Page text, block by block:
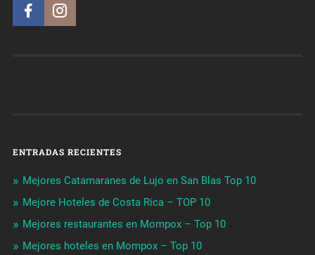
ENTRADAS RECIENTES
Mejores Catamaranes de Lujo en San Blas Top 10
Mejore Hoteles de Costa Rica – TOP 10
Mejores restaurantes en Mompox – Top 10
Mejores hoteles en Mompox – Top 10